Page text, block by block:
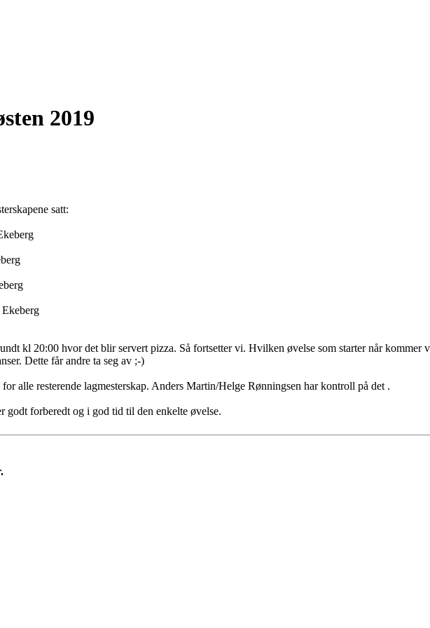
2019
satt:
kl 20:00 hvor det blir servert pizza. Så fortsetter vi. Hvilken øvelse som starter når kommer
Dette får andre ta seg av ;-)
alle resterende lagmesterskap. Anders Martin/Helge Rønningsen har kontroll på det .
godt forberedt og i god tid til den enkelte øvelse.